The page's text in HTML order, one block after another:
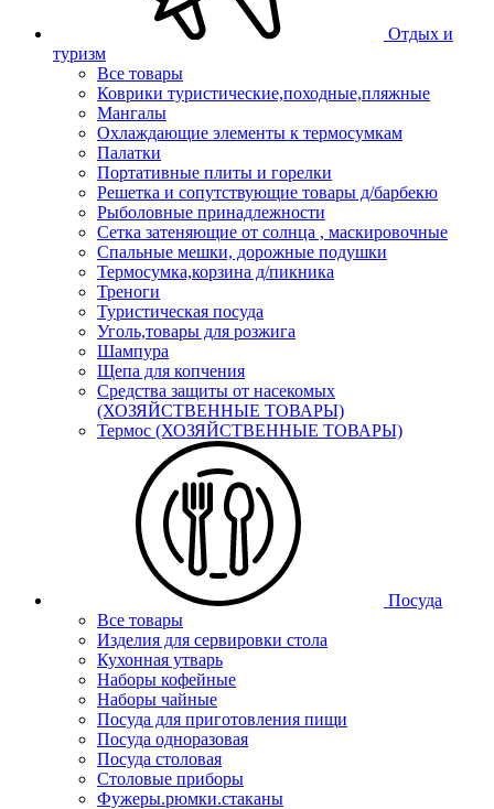
Отдых и
туризм
Все товары
Коврики туристические,походные,пляжные
Мангалы
Охлаждающие элементы к термосумкам
Палатки
Портативные плиты и горелки
Решетка и сопутствующие товары д/барбекю
Рыболовные принадлежности
Сетка затеняющие от солнца , маскировочные
Спальные мешки, дорожные подушки
Термосумка,корзина д/пикника
Треноги
Туристическая посуда
Уголь,товары для розжига
Шампура
Щепа для копчения
Средства защиты от насекомых
(ХОЗЯЙСТВЕННЫЕ ТОВАРЫ)
Термос (ХОЗЯЙСТВЕННЫЕ ТОВАРЫ)
Посуда
Все товары
Изделия для сервировки стола
Кухонная утварь
Наборы кофейные
Наборы чайные
Посуда для приготовления пищи
Посуда одноразовая
Посуда столовая
Столовые приборы
Фужеры.рюмки.стаканы